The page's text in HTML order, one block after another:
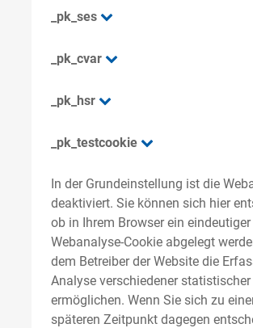
_pk_ses
_pk_cvar
_pk_hsr
_pk_testcookie
In der Grundeinstellung ist die
deaktiviert. Sie können sich hier
ob in Ihrem Browser ein eindeutiger
Webanalyse-Cookie abgelegt
dem Betreiber der Website die
Analyse verschiedener
ermöglichen. Wenn Sie sich zu
späteren Zeitpunkt dagegen